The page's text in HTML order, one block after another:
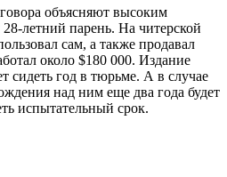
объясняют высоким
летний парень. На читерской
сам, а также продавал
около $180 000. Издание
сидеть год в тюрьме. А в случае
над ним еще два года будет
испытательный срок.